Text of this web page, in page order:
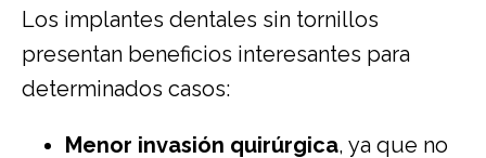
Los implantes dentales sin tornillos
presentan beneficios interesantes para
determinados casos:
Menor invasión quirúrgica, ya que no